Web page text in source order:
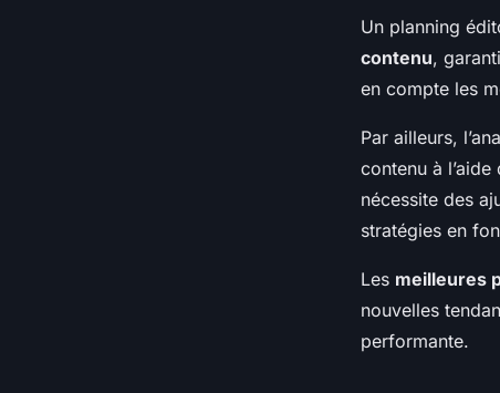
Un planning
contenu,
en compte les
Par ailleurs,
contenu à
nécessite des
stratégies en
Les meilleures
nouvelles
performante.